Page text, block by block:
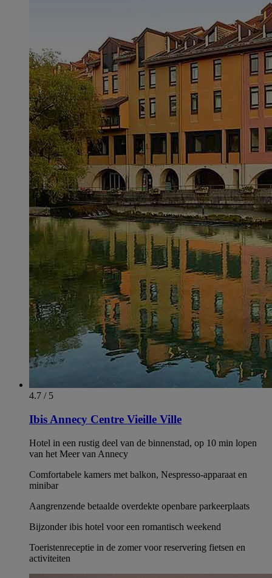
4.7 / 5
Ibis Annecy Centre Vieille Ville
Hotel in een rustig deel van de binnenstad, op 10 min lopen
van het Meer van Annecy
Comfortabele kamers met balkon, Nespresso-apparaat en
minibar
Aangrenzende betaalde overdekte openbare parkeerplaats
Bijzonder ibis hotel voor een romantisch weekend
Toeristenreceptie in de zomer voor reservering fietsen en
activiteiten